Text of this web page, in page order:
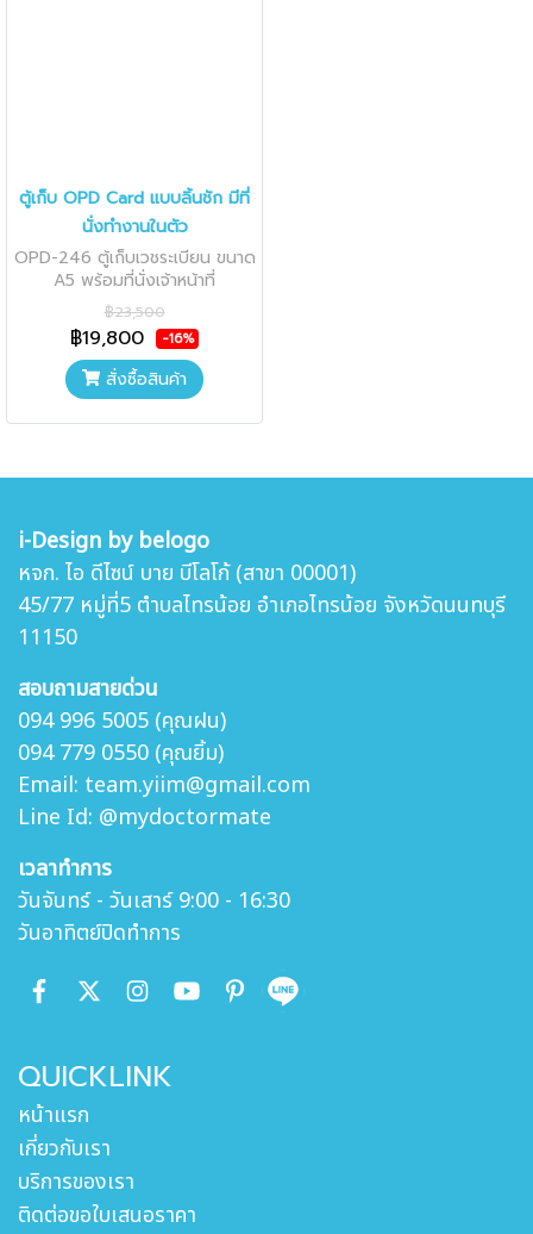
ตู้เก็บ OPD Card แบบลิ้นชัก มีที่
นั่งทำงานในตัว
OPD-246 ตู้เก็บเวชระเบียน ขนาด
A5 พร้อมที่นั่งเจ้าหน้าที่
฿23,500
฿19,800 -16%
สั่งซื้อสินค้า
i-Design by belogo
หจก. ไอ ดีไซน์ บาย บีโลโก้ (สาขา 00001)
45/77 หมู่ที่5 ตำบลไทรน้อย อำเภอไทรน้อย จังหวัดนนทบุรี
11150
สอบถามสายด่วน
094 996 5005 (คุณฝน)
094 779 0550 (คุณยิ้ม)
Email: team.yiim@gmail.com
Line Id: @mydoctormate
เวลาทำการ
วันจันทร์ - วันเสาร์ 9:00 - 16:30
วันอาทิตย์ปิดทำการ
QUICKLINK
หน้าแรก
เกี่ยวกับเรา
บริการของเรา
ติดต่อขอใบเสนอราคา